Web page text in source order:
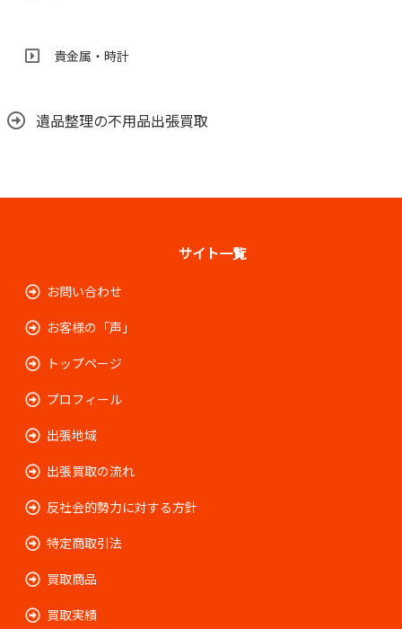
貴金属・時計
遺品整理の不用品出張買取
サイト一覧
お問い合わせ
お客様の「声」
トップページ
プロフィール
出張地域
出張買取の流れ
反社会的勢力に対する方針
特定商取引法
買取商品
買取実績